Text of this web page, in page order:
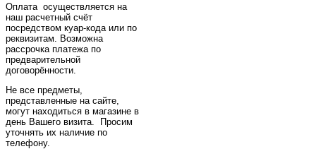
Оплата осуществляется на
наш расчетный счёт
посредством куар-кода или по
реквизитам. Возможна
рассрочка платежа по
предварительной
договорённости.
Не все предметы,
представленные на сайте,
могут находиться в магазине в
день Вашего визита. Просим
уточнять их наличие по
телефону.